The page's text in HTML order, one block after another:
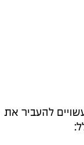
להעביר את